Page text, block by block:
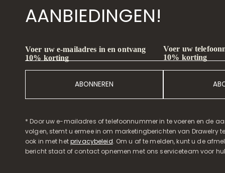
AANBIEDINGEN!
Voer uw e-mailadres in en ontvang
10% korting
ABONNEREN
Voer uw
10% korting
* Door uw e-mailadres of telefoonnummer in te voeren en de
volgen, stemt u ermee in om marketingberichten van Drawelry
ook in met hetprivacybeleid. Om u af te melden, kunt u de
bericht staat of contact opnemen met ons serviceteam voor